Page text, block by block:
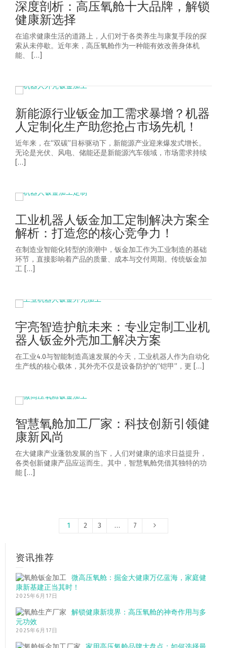
深度剖析：高压氧舱十大品牌，解锁
健康新选择
在追求健康生活的道路上，人们对于各类养生与康复手段的探
索从未停歇。近年来，高压氧舱作为一种能有效改善身体机
能、 […]
新能源行业钣金加工需求暴增？机器
人定制化生产助您抢占市场先机！
近年来，在“双碳”目标驱动下，新能源产业迎来爆发式增长。
无论是光伏、风电、储能还是新能源汽车领域，市场需求持续
[…]
工业机器人钣金加工定制解决方案全
解析：打造您的核心竞争力！
在制造业智能化转型的浪潮中，钣金加工作为工业制造的基础
环节，直接影响着产品的质量、成本与交付周期。传统钣金加
工 […]
宇亮智造护航未来：专业定制工业机
器人钣金外壳加工解决方案
在工业4.0与智能制造高速发展的今天，工业机器人作为自动化
生产线的核心载体，其外壳不仅是设备防护的“铠甲”，更 […]
智慧氧舱加工厂家：科技创新引领健
康新风尚
在大健康产业蓬勃发展的当下，人们对健康的追求日益提升，
各类创新健康产品应运而生。其中，智慧氧舱凭借其独特的功
能 […]
1 2 3 … 7
资讯推荐
微高压氧舱：掘金大健康万亿蓝海，家庭健
康新基建正当其时！
2025年6月17日
解锁健康新境界：高压氧舱的神奇作用与多
元功效
2025年6月17日